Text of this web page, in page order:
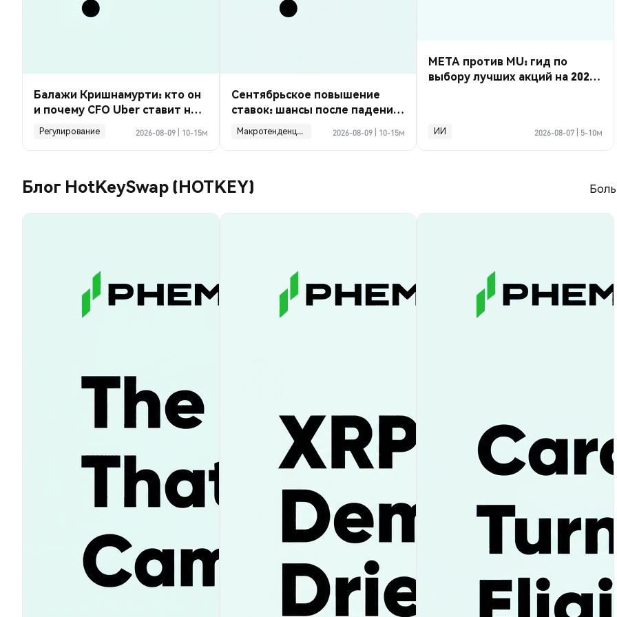
Балажи Кришнамурти: кто он
и почему CFO Uber ставит на
роботакси?
Регулирование 2026-08-09 10-15м
Сентябрьское повышение
ставок: шансы после падения
payrolls на 23 тыс.
Макротенденции 2026-08-09 10-15м
META против MU: гид по
выбору лучших акций на 2026
ИИ 2026-08-07 5-10м
Блог HotKeySwap (HOTKEY)